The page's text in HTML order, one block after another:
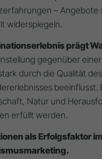
– Angebote
widerspiegeln.
prägt
gegenüber
durch die Qualität des
beeinflusst.
Natur und
erfüllt werden.
als Erfolgsfaktor im